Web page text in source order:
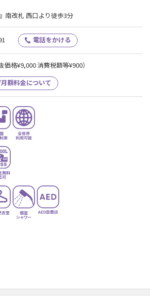
南改札 西口より徒歩3分
電話をかける
価格¥9,000 消費税額等¥900）
額料金について